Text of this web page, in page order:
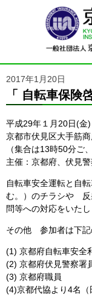
2017年1月20日
「 自転車保険
平成29年１月20日(金
京都市伏見区大手筋
（集合は13時50分ご
主催：京都府、伏見
自転車安全運転と自
む。）のチラシや 反
問等への対応をいたし
その他 参加者は下
(1) 京都府自転車安全
(2) 京都府伏見警察署
(3) 京都府職員
(4)京都代協より4名